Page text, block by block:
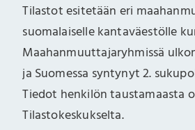
Tilastot esitetään eri
suomalaiselle kantaväestölle
Maahanmuuttajaryhmissä
ja Suomessa syntynyt 2.
Tiedot henkilön taustamaasta
Tilastokeskukselta.